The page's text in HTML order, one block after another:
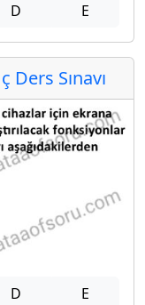
D E
Sınavı
D E